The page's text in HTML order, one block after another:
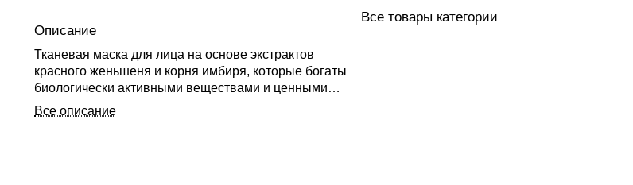
Описание
Тканевая маска для лица на основе экстрактов
красного женьшеня и корня имбиря, которые богаты
биологически активными веществами и ценными
органическими соединениями, витаминами и
микроэлементами; тонизируют и наполняют кожу
Все описание
Все товары категории